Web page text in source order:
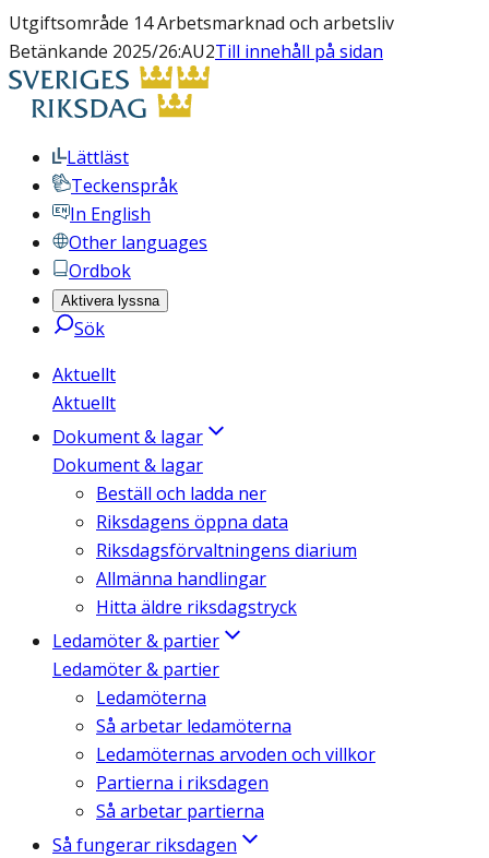
Utgiftsområde 14 Arbetsmarknad och arbetsliv
Betänkande 2025/26:AU2Till innehåll på sidan
Lättläst
Teckenspråk
In English
Other languages
Ordbok
Aktivera lyssna
Sök
Aktuellt
Aktuellt
Dokument & lagar
Dokument & lagar
Beställ och ladda ner
Riksdagens öppna data
Riksdagsförvaltningens diarium
Allmänna handlingar
Hitta äldre riksdagstryck
Ledamöter & partier
Ledamöter & partier
Ledamöterna
Så arbetar ledamöterna
Ledamöternas arvoden och villkor
Partierna i riksdagen
Så arbetar partierna
Så fungerar riksdagen